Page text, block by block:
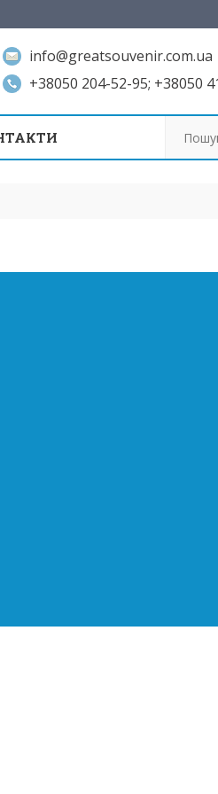
info@greatsouvenir.com.ua
+38050 204-52-95; +38050